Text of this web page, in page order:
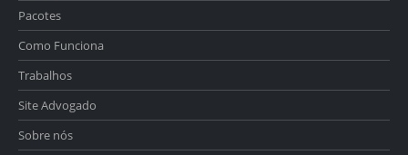
Pacotes
Como Funciona
Trabalhos
Site Advogado
Sobre nós